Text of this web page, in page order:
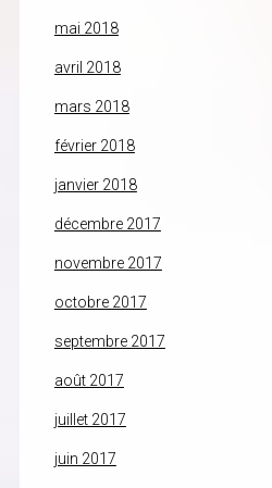
mai 2018
avril 2018
mars 2018
février 2018
janvier 2018
décembre 2017
novembre 2017
octobre 2017
septembre 2017
août 2017
juillet 2017
juin 2017